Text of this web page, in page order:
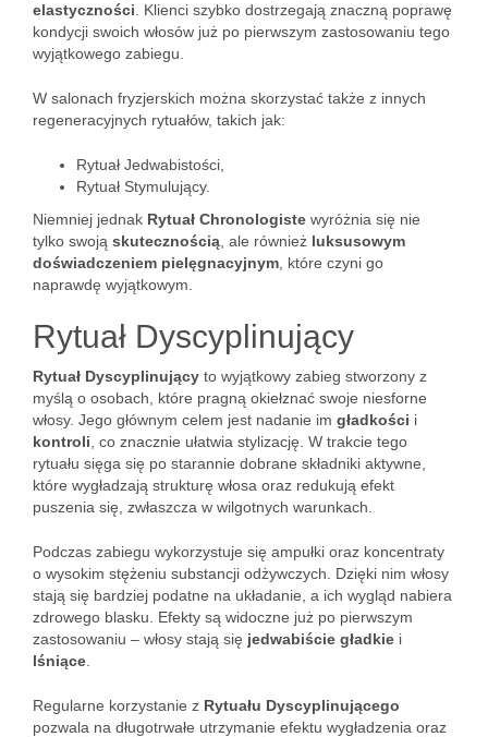
elastyczności . Klienci szybko dostrzegają znaczną poprawę
kondycji swoich włosów już po pierwszym zastosowaniu tego
wyjątkowego zabiegu.
W salonach fryzjerskich można skorzystać także z innych
regeneracyjnych rytuałów, takich jak:
Rytuał Jedwabistości,
Rytuał Stymulujący.
Niemniej jednak Rytuał Chronologiste wyróżnia się nie
tylko swoją skutecznością , ale również luksusowym
doświadczeniem pielęgnacyjnym , które czyni go
naprawdę wyjątkowym.
Rytuał Dyscyplinujący
Rytuał Dyscyplinujący to wyjątkowy zabieg stworzony z
myślą o osobach, które pragną okiełznać swoje niesforne
włosy. Jego głównym celem jest nadanie im gładkości i
kontroli , co znacznie ułatwia stylizację. W trakcie tego
rytuału sięga się po starannie dobrane składniki aktywne,
które wygładzają strukturę włosa oraz redukują efekt
puszenia się, zwłaszcza w wilgotnych warunkach.
Podczas zabiegu wykorzystuje się ampułki oraz koncentraty
o wysokim stężeniu substancji odżywczych. Dzięki nim włosy
stają się bardziej podatne na układanie, a ich wygląd nabiera
zdrowego blasku. Efekty są widoczne już po pierwszym
zastosowaniu – włosy stają się jedwabiście gładkie i
lśniące
Regularne korzystanie z Rytuału Dyscyplinującego
pozwala na długotrwałe utrzymanie efektu wygładzenia oraz